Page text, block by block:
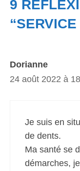
9
Dorianne
24 août 2022 à
Je suis en
de dents.
Ma santé se
démarches,